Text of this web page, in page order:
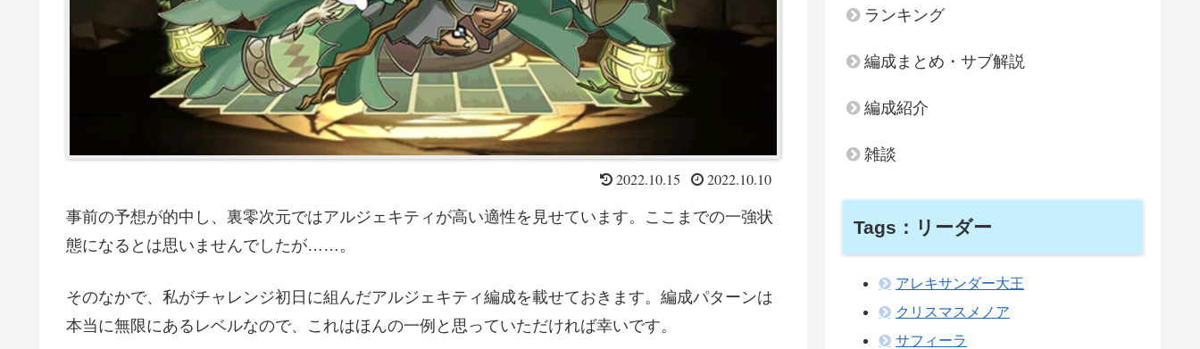
2022.10.15 2022.10.10
事前の予想が的中し、裏零次元ではアルジェキティが高い適性を見せています。ここまでの一強状
態になるとは思いませんでしたが……。
そのなかで、私がチャレンジ初日に組んだアルジェキティ編成を載せておきます。編成パターンは
本当に無限にあるレベルなので、これはほんの一例と思っていただければ幸いです。
ランキング
編成まとめ・サブ解説
編成紹介
雑談
Tags：リーダー
アレキサンダー大王
クリスマスメノア
サフィーラ